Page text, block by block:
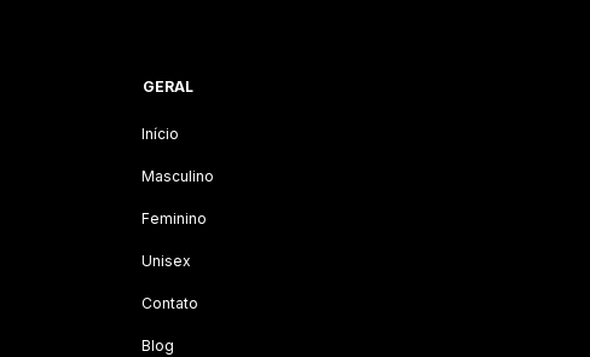
GERAL
Início
Masculino
Feminino
Unisex
Contato
Blog